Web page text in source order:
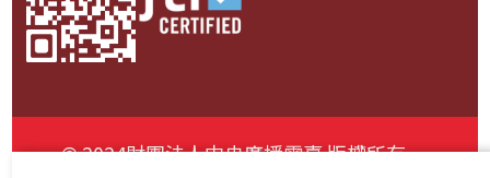
© 2024財團法人中央廣播電臺 版權所有